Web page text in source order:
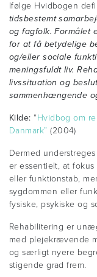
Ifølge Hvidbogen
tidsbestemt
og fagfolk. Formålet
for at få betydelige
og/eller sociale
meningsfuldt liv.
livssituation og
sammenhængende
Kilde: “Hvidbog om
Danmark” (2004)
Dermed
er essentielt, at fokus
eller funktionstab,
sygdommen eller
fysiske, psykiske og
Rehabilitering er
med plejekrævende
og særligt nyere
stigende grad frem.